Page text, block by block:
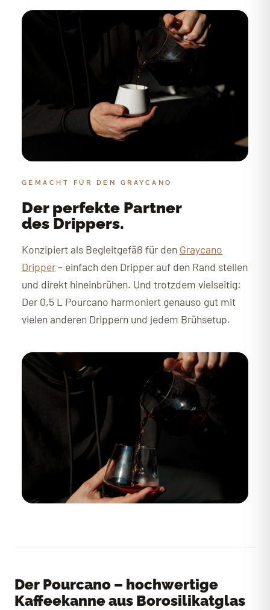
GEMACHT FÜR DEN GRAYCANO
Der perfekte Partner
des Drippers.
Konzipiert als Begleitgefäß für den Graycano
Dripper– einfach den Dripper auf den Rand stellen
und direkt hineinbrühen. Und trotzdem vielseitig:
Der 0,5 L Pourcano harmoniert genauso gut mit
vielen anderen Drippern und jedem Brühsetup.
Der Pourcano – hochwertige
Kaffeekanne aus Borosilikatglas